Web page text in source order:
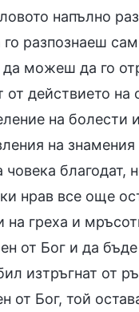
напълно
разпознаеш
да можеш да го
от действието
на
на
благодат,
нрав все още
греха и
от Бог и да
изтръгнат от
от Бог, той